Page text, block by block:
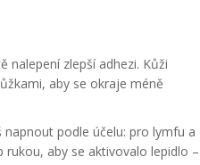
nalepení zlepší adhezi. Kůži
aby se okraje méně
podle účelu: pro lymfu a
aby se aktivovalo lepidlo –